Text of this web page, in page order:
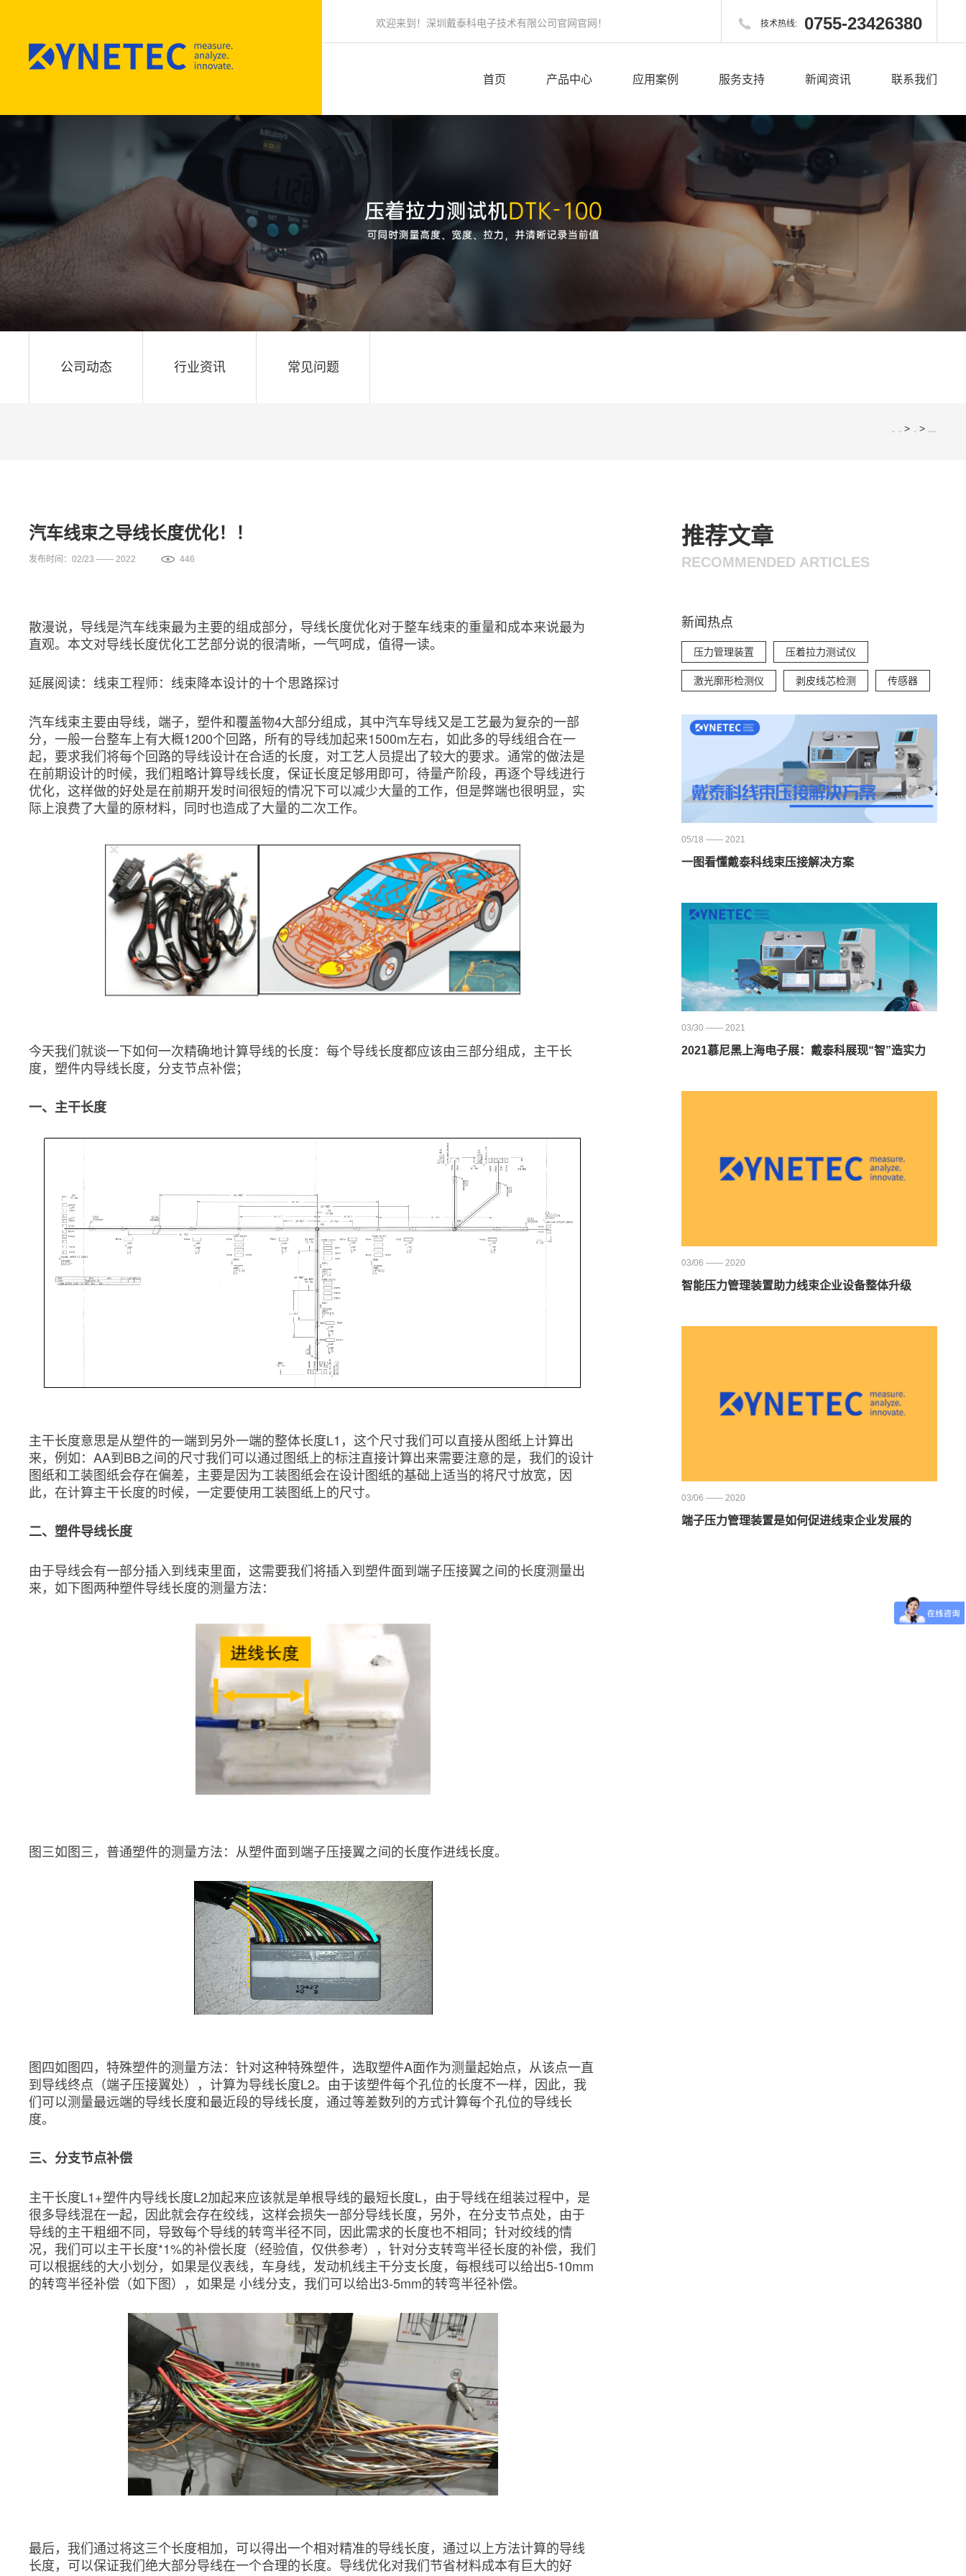
欢迎来到！深圳戴泰科电子技术有限公司官网官网！  技术热线: 0755-23426380
首页 产品中心 应用案例 服务支持 新闻资讯 联系我们
公司动态 行业资讯 常见问题
> >
汽车线束之导线长度优化！！
发布时间：02/23 —— 2022 446
散漫说，导线是汽车线束最为主要的组成部分，导线长度优化对于整车线束的重量和成本来说最为
直观。本文对导线长度优化工艺部分说的很清晰，一气呵成，值得一读。
延展阅读：线束工程师：线束降本设计的十个思路探讨
汽车线束主要由导线，端子，塑件和覆盖物4大部分组成，其中汽车导线又是工艺最为复杂的一部
分，一般一台整车上有大概1200个回路，所有的导线加起来1500m左右，如此多的导线组合在一
起，要求我们将每个回路的导线设计在合适的长度，对工艺人员提出了较大的要求。通常的做法是
在前期设计的时候，我们粗略计算导线长度，保证长度足够用即可，待量产阶段，再逐个导线进行
优化，这样做的好处是在前期开发时间很短的情况下可以减少大量的工作，但是弊端也很明显，实
际上浪费了大量的原材料，同时也造成了大量的二次工作。
今天我们就谈一下如何一次精确地计算导线的长度：每个导线长度都应该由三部分组成，主干长
度，塑件内导线长度，分支节点补偿；
一、主干长度
主干长度意思是从塑件的一端到另外一端的整体长度L1，这个尺寸我们可以直接从图纸上计算出
来，例如：AA到BB之间的尺寸我们可以通过图纸上的标注直接计算出来需要注意的是，我们的设计
图纸和工装图纸会存在偏差，主要是因为工装图纸会在设计图纸的基础上适当的将尺寸放宽，因
此，在计算主干长度的时候，一定要使用工装图纸上的尺寸。
二、塑件导线长度
由于导线会有一部分插入到线束里面，这需要我们将插入到塑件面到端子压接翼之间的长度测量出
来，如下图两种塑件导线长度的测量方法：
图三如图三，普通塑件的测量方法：从塑件面到端子压接翼之间的长度作进线长度。
图四如图四，特殊塑件的测量方法：针对这种特殊塑件，选取塑件A面作为测量起始点，从该点一直
到导线终点（端子压接翼处），计算为导线长度L2。由于该塑件每个孔位的长度不一样，因此，我
们可以测量最远端的导线长度和最近段的导线长度，通过等差数列的方式计算每个孔位的导线长
度。
三、分支节点补偿
主干长度L1+塑件内导线长度L2加起来应该就是单根导线的最短长度L，由于导线在组装过程中，是
很多导线混在一起，因此就会存在绞线，这样会损失一部分导线长度，另外，在分支节点处，由于
导线的主干粗细不同，导致每个导线的转弯半径不同，因此需求的长度也不相同；针对绞线的情
况，我们可以主干长度*1%的补偿长度（经验值，仅供参考），针对分支转弯半径长度的补偿，我们
可以根据线的大小划分，如果是仪表线，车身线，发动机线主干分支长度，每根线可以给出5-10mm
的转弯半径补偿（如下图），如果是 小线分支，我们可以给出3-5mm的转弯半径补偿。
最后，我们通过将这三个长度相加，可以得出一个相对精准的导线长度，通过以上方法计算的导线
长度，可以保证我们绝大部分导线在一个合理的长度。导线优化对我们节省材料成本有巨大的好
推荐文章
RECOMMENDED ARTICLES
新闻热点
压力管理装置 压着拉力测试仪
激光廓形检测仪 剥皮线芯检测 传感器
05/18 —— 2021
一图看懂戴泰科线束压接解决方案
03/30 —— 2021
2021慕尼黑上海电子展：戴泰科展现“智”造实力
03/06 —— 2020
智能压力管理装置助力线束企业设备整体升级
03/06 —— 2020
端子压力管理装置是如何促进线束企业发展的